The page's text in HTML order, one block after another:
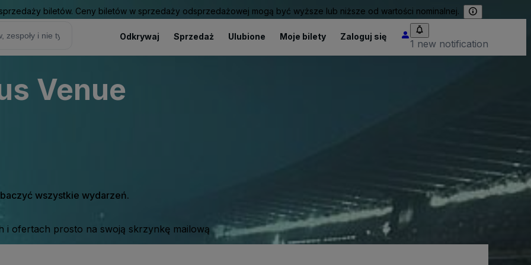
biletów. Ceny biletów w sprzedaży odsprzedażowej mogą być wyższe lub niższe od wartości nominalnej.
Odkrywaj Sprzedaż Ulubione Moje bilety Zaloguj się
1 new notification
Venue
wszystkie wydarzeń.
ofertach prosto na swoją skrzynkę mailową